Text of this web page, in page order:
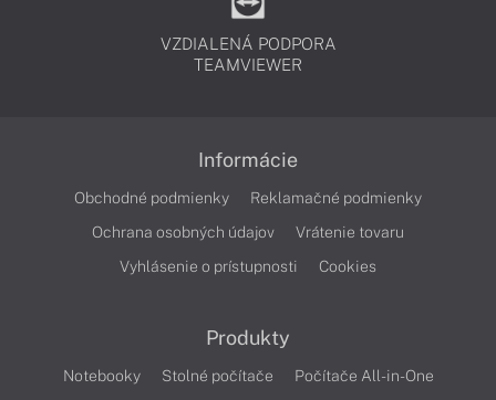
VZDIALENÁ PODPORA
TEAMVIEWER
Informácie
Obchodné podmienky
Reklamačné podmienky
Ochrana osobných údajov
Vrátenie tovaru
Vyhlásenie o prístupnosti
Cookies
Produkty
Notebooky Stolné počítače
Počítače All-in-One